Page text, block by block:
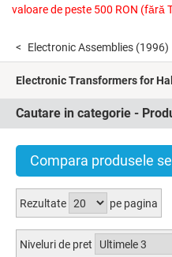
valoare de peste 500 RON (fără
Electronic Assemblies (1996)
Electronic Transformers for
Cautare in categorie -
Compara produsele
Rezultate pe pagina
Niveluri de pret